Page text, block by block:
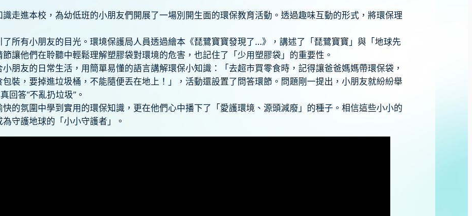
走進本校，為幼低班的小朋友們開展了一場別開生面的環保教育活動。透過趣味互動的形式，將環保理
所有小朋友的目光。環境保護局人員透過繪本《琵鷺寶寶發現了…》，講述了「琵鷺寶寶」與「地球先
讓他們在聆聽中輕鬆理解塑膠袋對環境的危害，也記住了「少用塑膠袋」的重要性。
朋友的日常生活，用簡單易懂的語言講解環保小知識：「去超市買零食時，記得讓爸爸媽媽帶環保袋，
裝，要掉進垃圾桶，不能隨便丟在地上！」，活動還設置了問答環節。問題剛一提出，小朋友就紛紛舉
回答“不亂扔垃圾”。
的氛圍中學到實用的環保知識，更在他們心中播下了「愛護環境、源頭減廢」的種子。相信這些小小的
守護地球的「小小守護者」。